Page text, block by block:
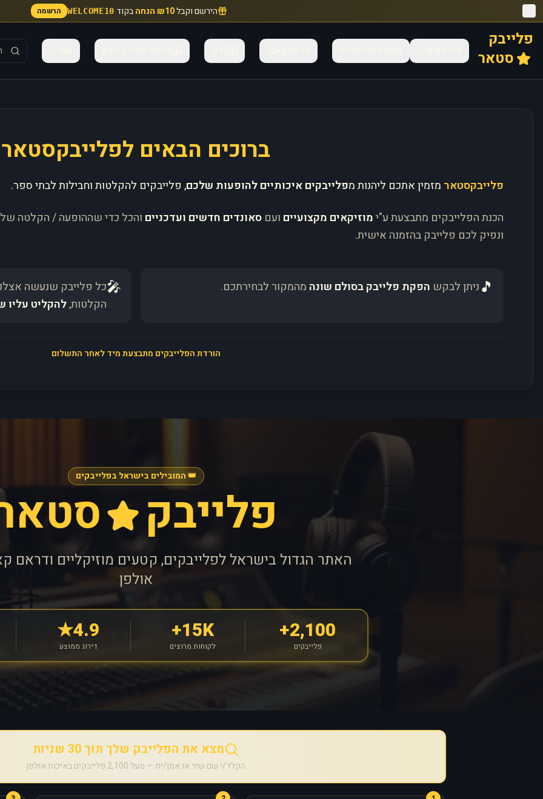
הירשם וקבל₪10 הנחה בקוד WELCOME10 הרשמה
פלייבק
סטאר
ברוכים הבאים לפלייבקסטאר
פלייבקסטאר מזמין אתכם ליהנות מפלייבקים איכותיים להופעות שלכם, פלייבקים להקלטות וחבילות לבתי ספר.
הכנת הפלייבקים מתבצעת ע"ימוזיקאים מקצועיים ועם סאונדים חדשים ועדכניים והכל כדי שההופעה / הקלטה
ונפיק לכם פלייבק בהזמנה אישית.
🎵ניתן לבקש הפקת פלייבק בסולם שונה מהמקור לבחירתכם. 🎤כל פלייבק שנעשה
הקלטות,להקליט עליו
הורדת הפלייבקים מתבצעת מיד לאחר התשלום
👑 המובילים בישראל בפלייבקים
פלייבק
האתר הגדול בישראל לפלייבקים, קטעים מוזיקליים ודראם
אולפן
2,100+
פלייבקים
15K+
לקוחות מרוצים
4.9★
דירוג ממוצע
מצא את הפלייבק שלך תוך 30 שניות
הקלד/י שם שיר או אמן/ית — מעל 2,100 פלייבקים באיכות אולפן